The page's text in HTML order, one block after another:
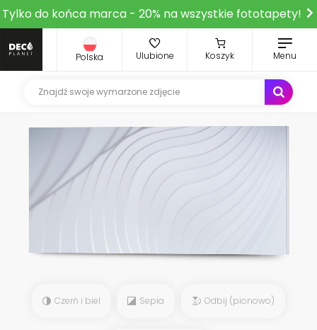
Tylko do końca marca - 20% na wszystkie fototapety!
Polska Ulubione Koszyk Menu
Czerń i biel Sepia Odbij (pionowo)